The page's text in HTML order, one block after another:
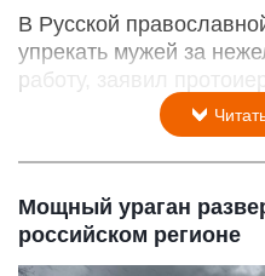
В Русской
упрекать мужей за
работу, заявил
Мощный ураган
российском регионе